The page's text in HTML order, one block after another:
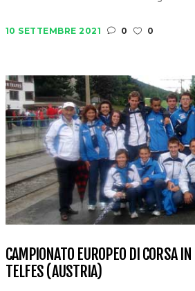
10 SETTEMBRE 2021 0 0
CAMPIONATO EUROPEO DI CORSA
TELFES (AUSTRIA)